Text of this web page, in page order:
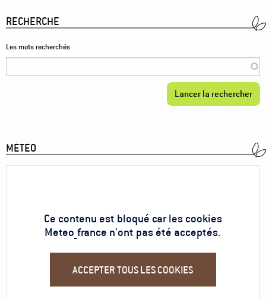
RECHERCHE
Les mots recherchés
MÉTÉO
Ce contenu est bloqué car les cookies
Meteo_france n'ont pas été acceptés.
ACCEPTER TOUS LES COOKIES